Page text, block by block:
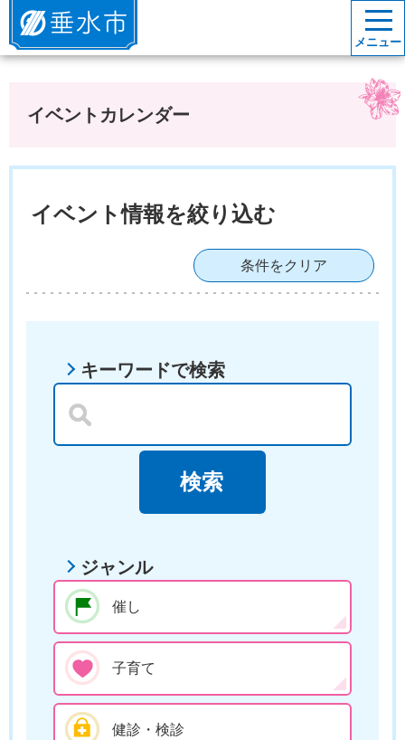
垂水市
メニュー
イベントカレンダー
イベント情報を絞り込む
条件をクリア
キーワードで検索
ジャンル
催し
子育て
健診・検診